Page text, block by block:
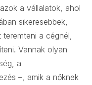
a vállalatok, ahol
sikeresebbek,
a cégnél,
Vannak olyan
a
–, amik a nőknek